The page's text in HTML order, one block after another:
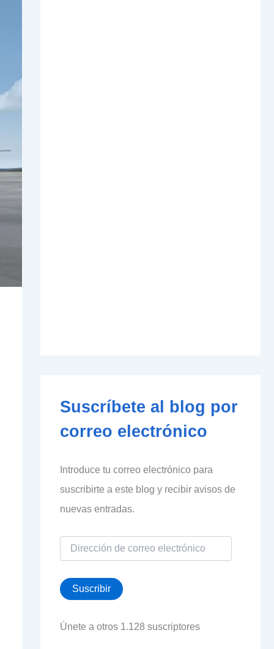
Suscríbete al blog por
correo electrónico
Introduce tu correo electrónico para
suscribirte a este blog y recibir avisos de
nuevas entradas.
e
c
ó
Suscribir
Únete a otros 1.128 suscriptores